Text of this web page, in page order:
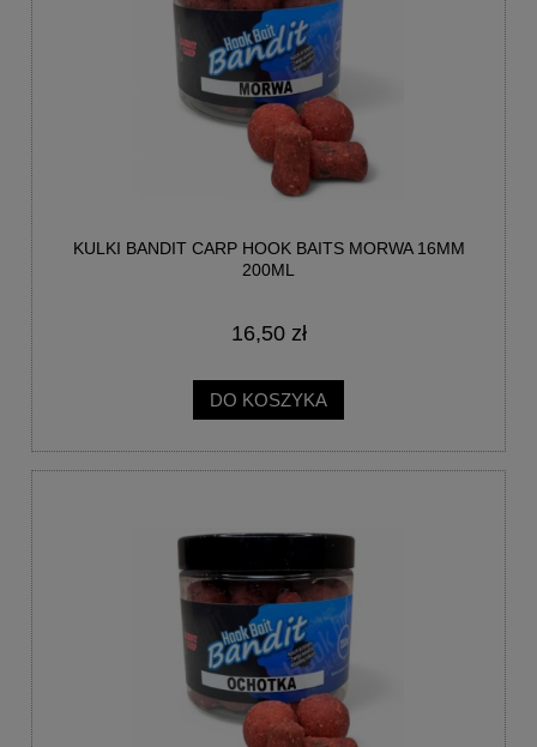
KULKI BANDIT CARP HOOK BAITS MORWA 16MM
200ML
16,50 zł
DO KOSZYKA